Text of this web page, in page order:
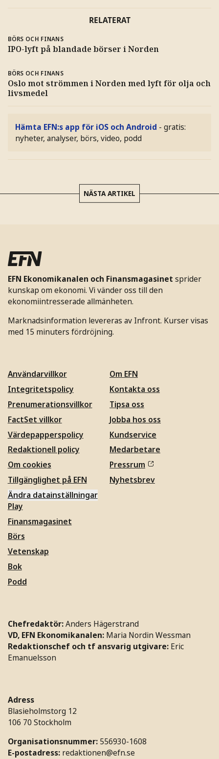
RELATERAT
BÖRS OCH FINANS
IPO-lyft på blandade börser i Norden
BÖRS OCH FINANS
Oslo mot strömmen i Norden med lyft för olja och
livsmedel
Hämta EFN:s app för iOS och Android - gratis:
nyheter, analyser, börs, video, podd
NÄSTA ARTIKEL
EFN Ekonomikanalen och Finansmagasinet sprider
kunskap om ekonomi. Vi vänder oss till den
ekonomiintresserade allmänheten.
Marknadsinformation levereras av Infront. Kurser visas
med 15 minuters fördröjning.
Användarvillkor
Integritetspolicy
Prenumerationsvillkor
FactSet villkor
Värdepapperspolicy
Redaktionell policy
Om cookies
Tillgänglighet på EFN
Ändra datainställningar
Om EFN
Kontakta oss
Tipsa oss
Jobba hos oss
Kundservice
Medarbetare
Pressrum
Nyhetsbrev
Play
Finansmagasinet
Börs
Vetenskap
Bok
Podd
Chefredaktör:Anders Hägerstrand
VD, EFN Ekonomikanalen: Maria Nordin Wessman
Redaktionschef och tf ansvarig utgivare: Eric
Emanuelsson
Adress
Blasieholmstorg 12
106 70 Stockholm
Organisationsnummer: 556930-1608
E-postadress: redaktionen@efn.se